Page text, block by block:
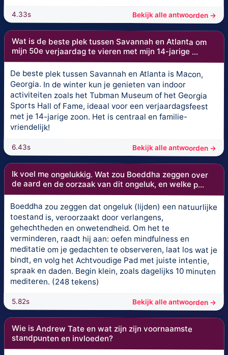
4.33s Bekijk alle antwoorden →
Wat is de beste plek tussen Savannah en Atlanta om
mijn 50e verjaardag te vieren met mijn 14-jarige ...
De beste plek tussen Savannah en Atlanta is Macon,
Georgia. In de winter kun je genieten van indoor
activiteiten zoals het Tubman Museum of het Georgia
Sports Hall of Fame, ideaal voor een verjaardagsfeest
met je 14-jarige zoon. Het is centraal en familie-
vriendelijk!
6.43s Bekijk alle antwoorden →
Ik voel me ongelukkig. Wat zou Boeddha zeggen over
de aard en de oorzaak van dit ongeluk, en welke p...
Boeddha zou zeggen dat ongeluk (lijden) een natuurlijke
toestand is, veroorzaakt door verlangens,
gehechtheden en onwetendheid. Om het te
verminderen, raadt hij aan: oefen mindfulness en
meditatie om je gedachten te observeren, laat los wat je
bindt, en volg het Achtvoudige Pad met juiste intentie,
spraak en daden. Begin klein, zoals dagelijks 10 minuten
mediteren. (248 tekens)
5.82s Bekijk alle antwoorden →
Wie is Andrew Tate en wat zijn zijn voornaamste
standpunten en invloeden?